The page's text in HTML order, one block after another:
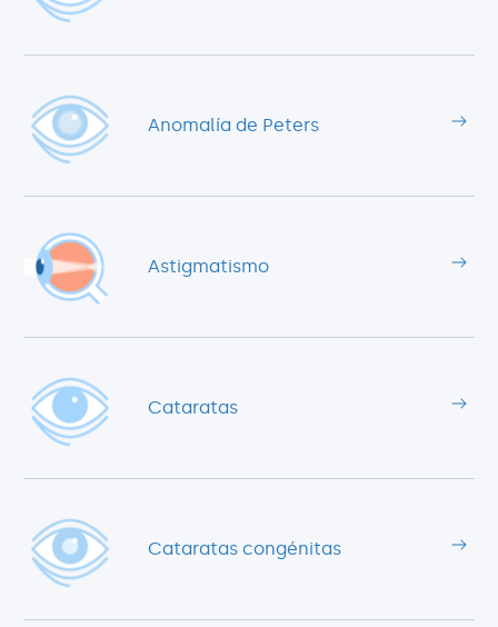
Anomalía de Peters
Astigmatismo
Cataratas
Cataratas congénitas